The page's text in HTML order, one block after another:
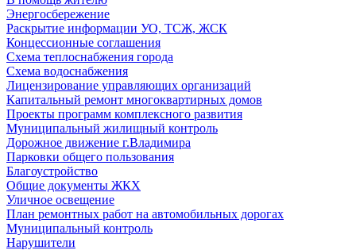
Энергосбережение
Раскрытие информации УО, ТСЖ, ЖСК
Концессионные соглашения
Схема теплоснабжения города
Схема водоснабжения
Лицензирование управляющих организаций
Капитальный ремонт многоквартирных домов
Проекты программ комплексного развития
Муниципальный жилищный контроль
Дорожное движение г.Владимира
Парковки общего пользования
Благоустройство
Общие документы ЖКХ
Уличное освещение
План ремонтных работ на автомобильных дорогах
Муниципальный контроль
Нарушители